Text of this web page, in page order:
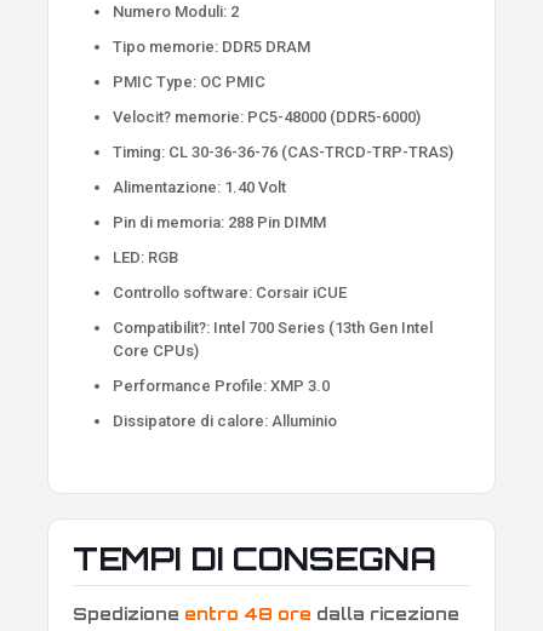
Numero Moduli: 2
Tipo memorie: DDR5 DRAM
PMIC Type: OC PMIC
Velocit? memorie: PC5-48000 (DDR5-6000)
Timing: CL 30-36-36-76 (CAS-TRCD-TRP-TRAS)
Alimentazione: 1.40 Volt
Pin di memoria: 288 Pin DIMM
LED: RGB
Controllo software: Corsair iCUE
Compatibilit?: Intel 700 Series (13th Gen Intel
Core CPUs)
Performance Profile: XMP 3.0
Dissipatore di calore: Alluminio
TEMPI DI CONSEGNA
Spedizione entro 48 ore dalla ricezione